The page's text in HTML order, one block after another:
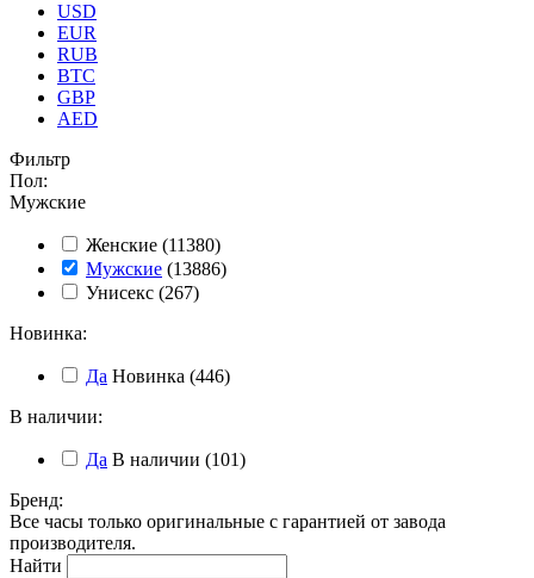
USD
EUR
RUB
BTC
GBP
AED
Фильтр
Пол:
Мужские
Женские (11380)
Мужские (13886)
Унисекс (267)
Новинка:
Да Новинка (446)
В наличии:
Да В наличии (101)
Бренд:
Все часы только оригинальные с гарантией от завода
производителя.
Найти